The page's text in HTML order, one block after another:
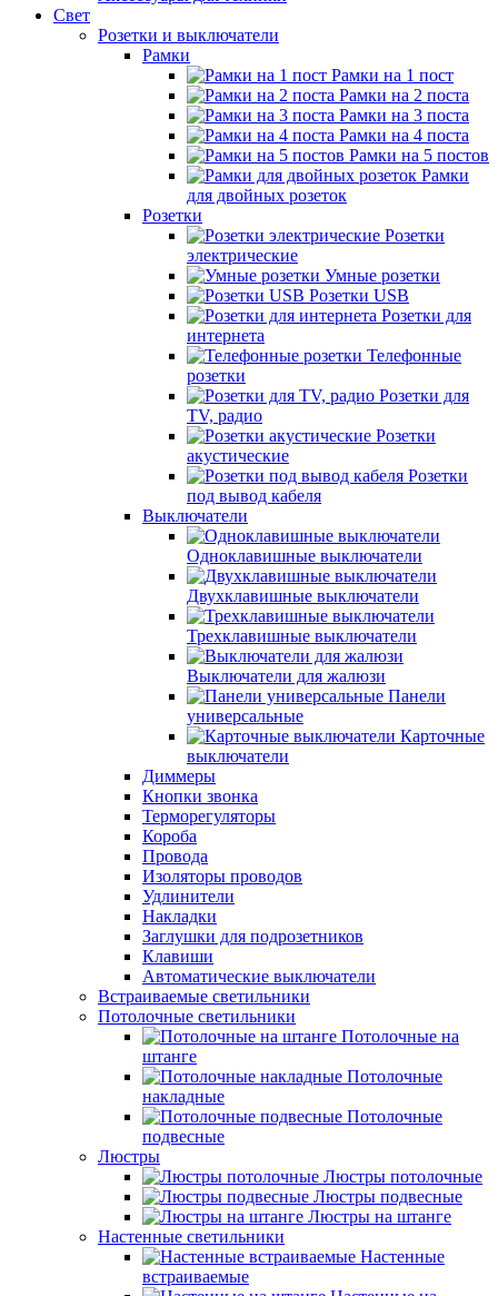
Свет
Розетки и выключатели
Рамки
Рамки на 1 пост
Рамки на 2 поста
Рамки на 3 поста
Рамки на 4 поста
Рамки на 5 постов
Рамки
для двойных розеток
Розетки
Розетки
электрические
Умные розетки
Розетки USB
Розетки для
интернета
Телефонные
розетки
Розетки для
TV, радио
Розетки
акустические
Розетки
под вывод кабеля
Выключатели
Одноклавишные выключатели
Двухклавишные выключатели
Трехклавишные выключатели
Выключатели для жалюзи
Панели
универсальные
Карточные
выключатели
Диммеры
Кнопки звонка
Терморегуляторы
Короба
Провода
Изоляторы проводов
Удлинители
Накладки
Заглушки для подрозетников
Клавиши
Автоматические выключатели
Встраиваемые светильники
Потолочные светильники
Потолочные на
штанге
Потолочные
накладные
Потолочные
подвесные
Люстры
Люстры потолочные
Люстры подвесные
Люстры на штанге
Настенные светильники
Настенные
встраиваемые